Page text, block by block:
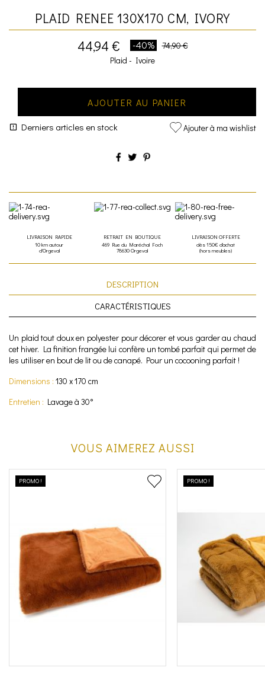
PLAID RENEE 130X170 CM, IVORY
44,94 €
-40%
74,90 €
Plaid - Ivoire
AJOUTER AU PANIER
Derniers articles en stock Ajouter à ma wishlist
LIVRAISON RAPIDE
10 km autour
d'Orgeval
RETRAIT EN BOUTIQUE
469 Rue du Maréchal Foch
78630 Orgeval
LIVRAISON OFFERTE
dès 150€ d'achat
(hors meubles)
DESCRIPTION
CARACTÉRISTIQUES
Un plaid tout doux en polyester pour décorer et vous garder au chaud
cet hiver. La finition frangée lui confère un tombé parfait qui permet de
les utiliser en bout de lit ou de canapé. Pour un cocooning parfait !
Dimensions : 130 x 170 cm
Entretien : Lavage à 30°
VOUS AIMEREZ AUSSI
PROMO ! PROMO !